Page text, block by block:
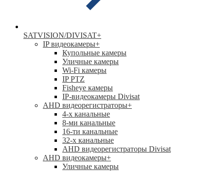
SATVISION/DIVISAT+
IP видеокамеры+
Купольные камеры
Уличные камеры
Wi-Fi камеры
IP PTZ
Fisheye камеры
IP-видеокамеры Divisat
АНD видеорегистраторы+
4-х канальные
8-ми канальные
16-ти канальные
32-х канальные
AHD видеорегистраторы Divisat
AHD видеокамеры+
Уличные камеры